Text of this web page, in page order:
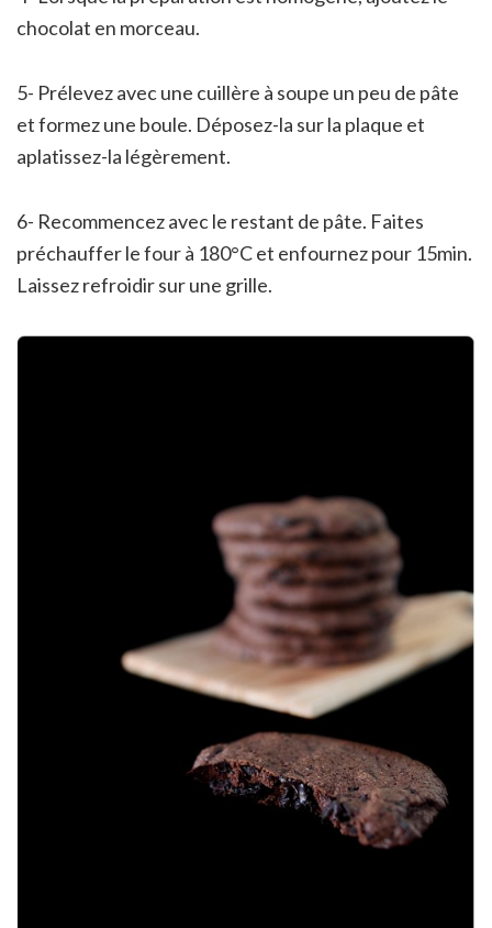
chocolat en morceau.
5- Prélevez avec une cuillère à soupe un peu de pâte
et formez une boule. Déposez-la sur la plaque et
aplatissez-la légèrement.
6- Recommencez avec le restant de pâte. Faites
préchauffer le four à 180°C et enfournez pour 15min.
Laissez refroidir sur une grille.